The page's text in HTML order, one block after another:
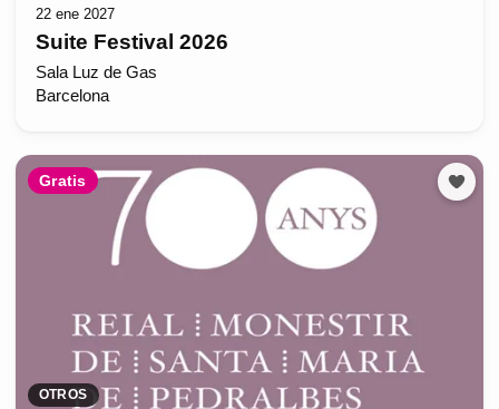
22 ene 2027
Suite Festival 2026
Sala Luz de Gas
Barcelona
Gratis
OTROS